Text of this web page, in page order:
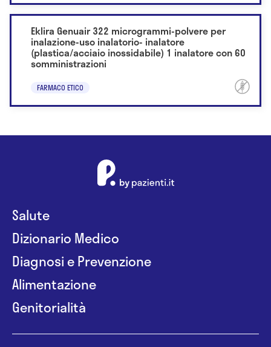
Eklira Genuair 322 microgrammi-polvere per
inalazione-uso inalatorio- inalatore
(plastica/acciaio inossidabile) 1 inalatore con 60
somministrazioni
FARMACO ETICO
Salute
Dizionario Medico
Diagnosi e Prevenzione
Alimentazione
Genitorialità